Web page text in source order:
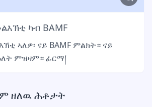
ካብ BAMF
ኣለዎ፡ ናይ BAMF ምልክት። ናይ
ምዝዛም። ፊርማ།
ዘለዉ ሕቶታት